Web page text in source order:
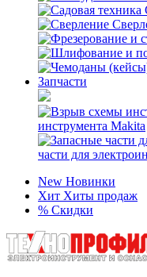
Запчасти
инструмента Makita
части для
New Новинки
Хит Хиты продаж
% Скидки